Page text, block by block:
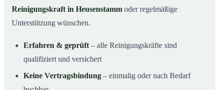
Reinigungskraft in Heusenstamm oder regelmäßige
Unterstützung wünschen.
Erfahren & geprüft – alle Reinigungskräfte sind
qualifiziert und versichert
Keine Vertragsbindung – einmalig oder nach Bedarf